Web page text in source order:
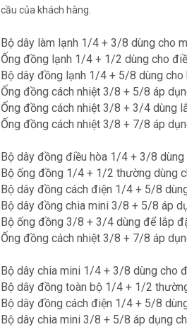
cầu của khách hàng.
Bộ dây làm lạnh 1/4 + 3/8 dùng cho
Ống đồng lạnh 1/4 + 1/2 dùng cho
Bộ dây đồng lạnh 1/4 + 5/8 dùng cho
Ống đồng cách nhiệt 3/8 + 5/8 áp
Ống đồng cách nhiệt 3/8 + 3/4 dùng
Ống đồng cách nhiệt 3/8 + 7/8 áp
Bộ dây đồng điều hòa 1/4 + 3/8 dùng
Bộ ống đồng 1/4 + 1/2 thường dùng
Bộ dây đồng cách điện 1/4 + 5/8
Bộ dây đồng chia mini 3/8 + 5/8 áp
Bộ ống đồng 3/8 + 3/4 dùng để lắp
Ống đồng cách nhiệt 3/8 + 7/8 áp
Bộ dây chia mini 1/4 + 3/8 dùng cho
Bộ dây đồng toàn bộ 1/4 + 1/2
Bộ dây đồng cách điện 1/4 + 5/8
Bộ dây chia mini 3/8 + 5/8 áp dụng